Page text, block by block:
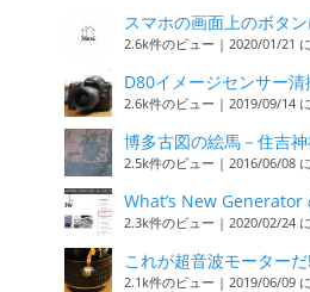
スマホの画面上のボタ
2.6k件のビュー | 2020/01/21
D80イメージセンサー清
2.6k件のビュー | 2019/09/14
博多古図の絵馬－住吉神
2.5k件のビュー | 2016/06/08
What’s New Generator
2.3k件のビュー | 2020/02/24
これが超音波モーター
2.1k件のビュー | 2019/06/09